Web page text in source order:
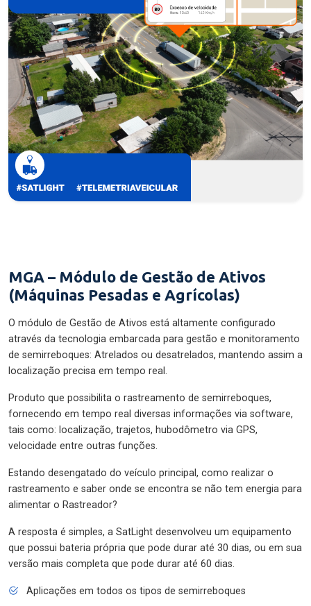
MGA – Módulo de Gestão de Ativos
(Máquinas Pesadas e Agrícolas)
O módulo de Gestão de Ativos está altamente configurado
através da tecnologia embarcada para gestão e monitoramento
de semirreboques: Atrelados ou desatrelados, mantendo assim a
localização precisa em tempo real.
Produto que possibilita o rastreamento de semirreboques,
fornecendo em tempo real diversas informações via software,
tais como: localização, trajetos, hubodômetro via GPS,
velocidade entre outras funções.
Estando desengatado do veículo principal, como realizar o
rastreamento e saber onde se encontra se não tem energia para
alimentar o Rastreador?
A resposta é simples, a SatLight desenvolveu um equipamento
que possui bateria própria que pode durar até 30 dias, ou em sua
versão mais completa que pode durar até 60 dias.
Aplicações em todos os tipos de semirreboques